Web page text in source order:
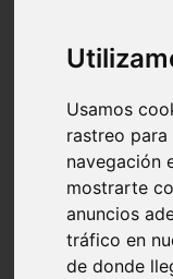
Usamos
rastreo
navegación
mostrarte
anuncios
tráfico en
de donde
protagonistas
reptiles
adopci n
higiene
snacks
acuario
iberzoo propet
comercios
estanques
viajar